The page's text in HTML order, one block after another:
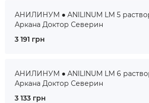
АНИЛИНУМ ● ANILINUM LM 5
Аркана Доктор Северин
3 191 грн
АНИЛИНУМ ● ANILINUM LM 6
Аркана Доктор Северин
3 133 грн